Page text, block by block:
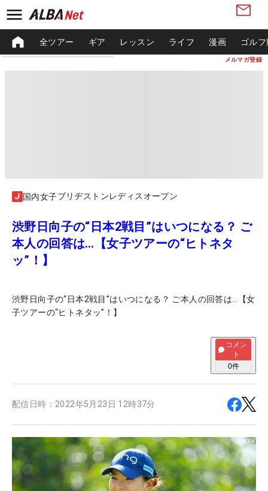
メルマガ登録
全ツアー ギア レッスン ライフ 漫画 ゴル
国内女子ブリヂストンレディスオープン
渋野日向子の“日本2戦目”はいつになる？ ご
本人の回答は…【女子ツアーの“ヒトネタ
ッ”！】
渋野日向子の“日本2戦目”はいつになる？ ご本人の回答は…【女
子ツアーの“ヒトネタッ”！】
コメン
ト
0件
配信日時： 2022年5月23日 12時37分